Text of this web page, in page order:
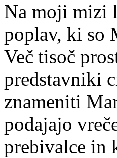
Na moji mizi
poplav, ki so
Več tisoč
predstavniki
znameniti
podajajo
prebivalce in